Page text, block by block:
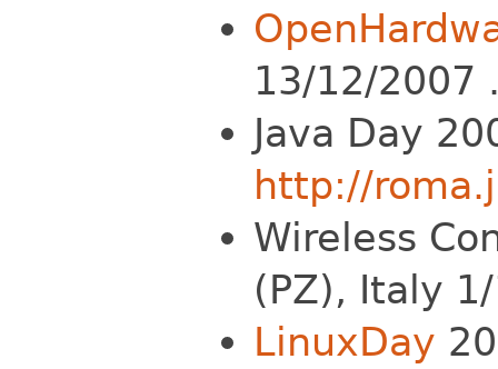
13/12/2007
Java Day
http://
Wireless
(PZ), Italy
LinuxDay